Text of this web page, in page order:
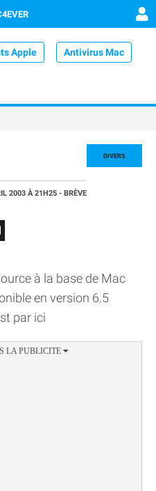
Apple Antivirus Mac
DIVERS
2003 À 21H25 - BRÈVE
à la base de Mac
en version 6.5
par ici